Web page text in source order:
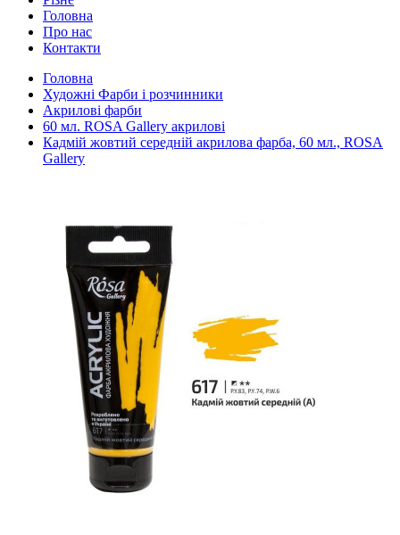
Головна
Про нас
Контакти
Головна
Художні Фарби і розчинники
Акрилові фарби
60 мл. ROSA Gallery акрилові
Кадмій жовтий середній акрилова фарба, 60 мл., ROSA
Gallery